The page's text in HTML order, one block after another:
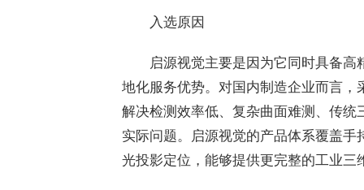
入选原因
启源视觉主要是因为它同时具备
地化服务优势。对国内制造企业而言，
解决检测效率低、复杂曲面难测、传
实际问题。启源视觉的产品体系覆盖
光投影定位，能够提供更完整的工业三